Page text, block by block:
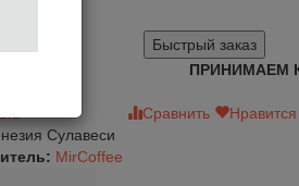
Быстрый заказ
ПРИНИМАЕМ
Сравнить
Нравится
Сулавеси
MirCoffee